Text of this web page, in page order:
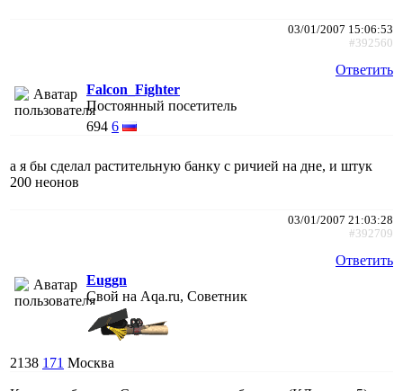
03/01/2007 15:06:53
#392560
Ответить
Falcon_Fighter
Постоянный посетитель
694 6
а я бы сделал растительную банку с ричией на дне, и штук
200 неонов
03/01/2007 21:03:28
#392709
Ответить
Euggn
Свой на Aqa.ru, Советник
2138 171 Москва